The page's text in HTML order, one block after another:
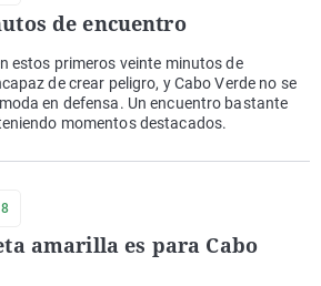
de encuentro
estos primeros veinte minutos de
de crear peligro, y Cabo Verde no se
en defensa. Un encuentro bastante
momentos destacados.
amarilla es para Cabo